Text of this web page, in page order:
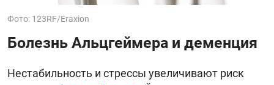
Фото: 123RF/Eraxion
Болезнь Альцгеймера и деменция
Нестабильность и стрессы увеличивают риск